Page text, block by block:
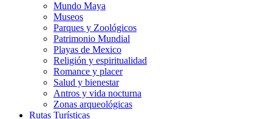
Mundo Maya
Museos
Parques y Zoológicos
Patrimonio Mundial
Playas de Mexico
Religión y espiritualidad
Romance y placer
Salud y bienestar
Antros y vida nocturna
Zonas arqueológicas
Rutas Turísticas